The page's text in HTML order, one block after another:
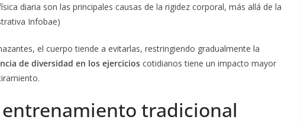
diaria son las principales causas de la rigidez corporal, más allá de la
Infobae)
el cuerpo tiende a evitarlas, restringiendo gradualmente la
de diversidad en los ejercicios cotidianos tiene un impacto mayor
tradicional